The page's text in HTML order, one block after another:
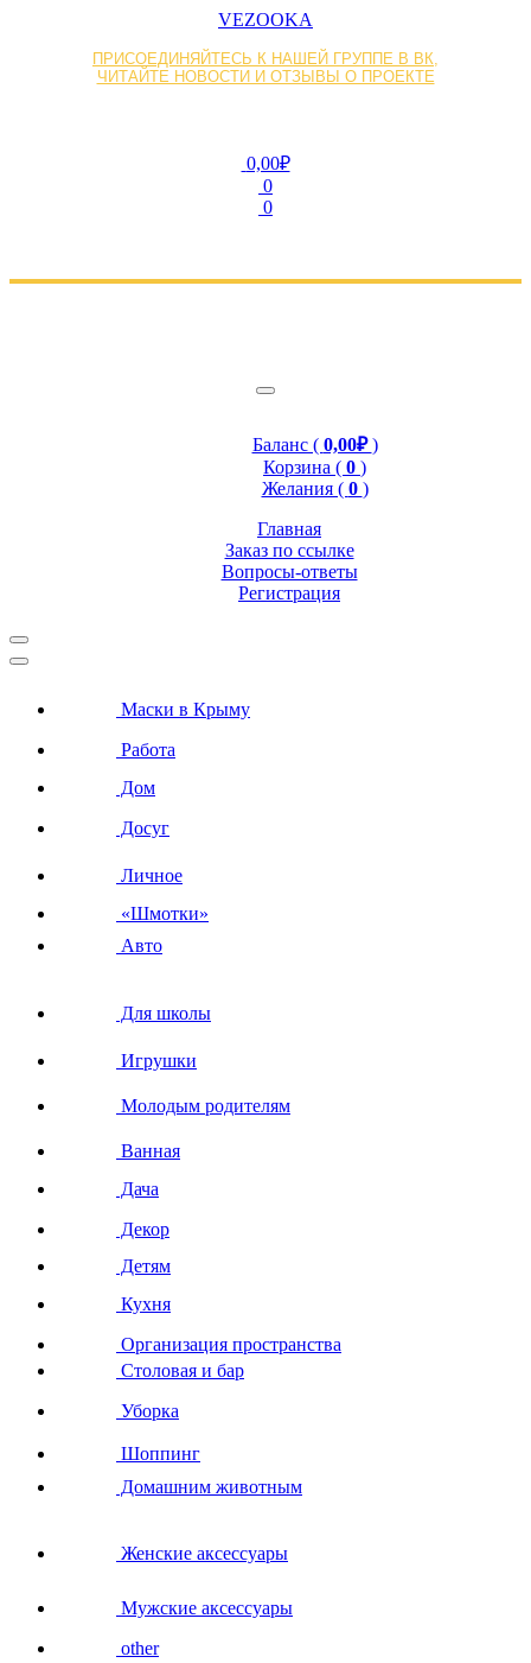
VEZOOKA
ПРИСОЕДИНЯЙТЕСЬ К НАШЕЙ ГРУППЕ В ВК,
ЧИТАЙТЕ НОВОСТИ И ОТЗЫВЫ О ПРОЕКТЕ
0,00₽
0
0
Баланс ( 0,00₽)
Корзина ( 0 )
Желания ( 0 )
Главная
Заказ по ссылке
Вопросы-ответы
Регистрация
Маски в Крыму
Работа
Дом
Досуг
Личное
«Шмотки»
Авто
Для школы
Игрушки
Молодым родителям
Ванная
Дача
Декор
Детям
Кухня
Организация пространства
Столовая и бар
Уборка
Шоппинг
Домашним животным
Женские аксессуары
Мужские аксессуары
other